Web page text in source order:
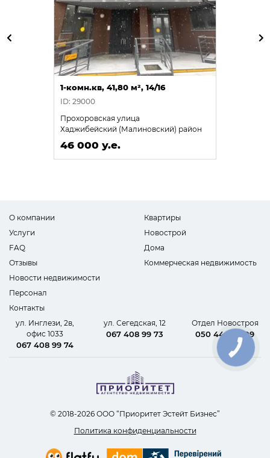
1-комн.кв, 41,80 м², 14/16
ID: 29000
Прохоровская улица
Хаджибейский (Малиновский) район
46 000 у.е.
О компании
Услуги
FAQ
Отзывы
Новости недвижимости
Персонал
Контакты
Квартиры
Новострой
Дома
Коммерческая недвижимость
ул. Инглези, 2в,
офис 1033
067 408 99 74
ул. Сегедская, 12
067 408 99 73
Отдел Новостроя
050 440 62 09
© 2018-2026 ООО “Приоритет Эстейт Бизнес”
Политика конфиденциальности
КНОПКА
СВЯЗИ